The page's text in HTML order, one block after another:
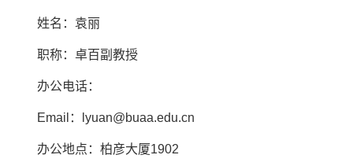
姓名：袁丽
职称：卓百副教授
办公电话：
Email：lyuan@buaa.edu.cn
办公地点：柏彦大厦1902